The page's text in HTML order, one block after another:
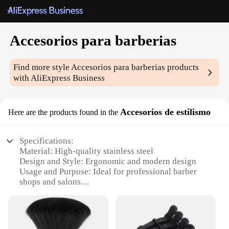
Accesorios para barberias
Find more styleAccesorios para barberias products
with AliExpress Business
Here are the products found in the Accesorios de estilismo
Specifications:
Material: High-quality stainless steel
Design and Style: Ergonomic and modern design
Usage and Purpose: Ideal for professional barber
shops and salons
corrosion
Parts and Accessories: Comprehensive sets with
multiple tools